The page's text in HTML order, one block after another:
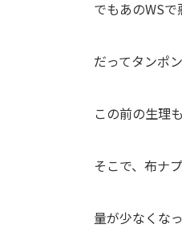
でもあのWSで
だってタンポ
この前の生理も
そこで、布ナ
量が少なくな